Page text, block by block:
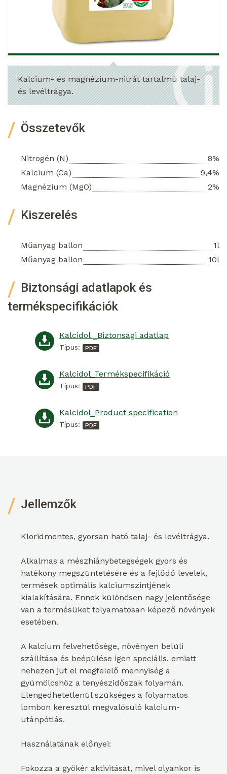
Kalcium- és magnézium-nitrát tartalmú talaj-
és levéltrágya.
Összetevők
Nitrogén (N)
8%
Kalcium (Ca)
9,4%
Magnézium (MgO)
2%
Kiszerelés
Műanyag ballon
1l
Műanyag ballon
10l
Biztonsági adatlapok és
termékspecifikációk
Kalcidol _Biztonsági adatlap
Típus:
Kalcidol_Termékspecifikáció
Típus:
Kalcidol_Product specification
Típus:
Jellemzők
Kloridmentes, gyorsan ható talaj- és levéltrágya.
Alkalmas a mészhiánybetegségek gyors és
hatékony megszüntetésére és a fejlődő levelek,
termések optimális kalciumszintjének
kialakítására. Ennek különösen nagy jelentősége
van a termésüket folyamatosan képező növények
esetében.
A kalcium felvehetősége, növényen belüli
szállítása és beépülése igen speciális, emiatt
nehezen jut el megfelelő mennyiség a
gyümölcshöz a tenyészidőszak folyamán.
Elengedhetetlenül szükséges a folyamatos
lombon keresztül megvalósuló kalcium-
utánpótlás.
Használatának előnyei:
Fokozza a gyökér aktivitását, mivel olyankor is